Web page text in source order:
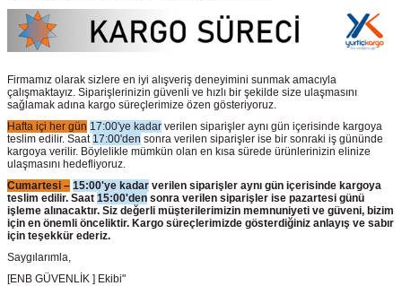
Firmamız olarak sizlere en iyi alışveriş deneyimini sunmak amacıyla
çalışmaktayız. Siparişlerinizin güvenli ve hızlı bir şekilde size ulaşmasını
sağlamak adına kargo süreçlerimize özen gösteriyoruz.
Hafta içi her gün 17:00'ye kadar verilen siparişler aynı gün içerisinde kargoya
teslim edilir. Saat 17:00'den sonra verilen siparişler ise bir sonraki iş gününde
kargoya verilir. Böylelikle mümkün olan en kısa sürede ürünlerinizin elinize
ulaşmasını hedefliyoruz.
Cumartesi – 15:00'ye kadar verilen siparişler aynı gün içerisinde kargoya
teslim edilir. Saat 15:00'den sonra verilen siparişler ise pazartesi günü
işleme alınacaktır. Siz değerli müşterilerimizin memnuniyeti ve güveni, bizim
için en önemli önceliktir. Kargo süreçlerimizde gösterdiğiniz anlayış ve sabır
için teşekkür ederiz.
Saygılarımla,
[ENB GÜVENLİK ] Ekibi"